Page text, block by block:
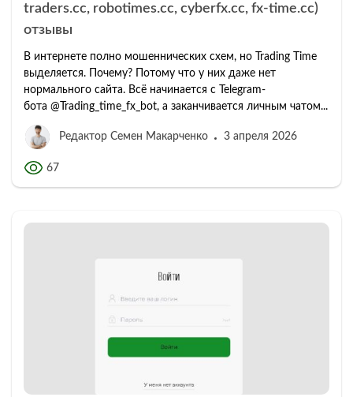
traders.cc, robotimes.cc, cyberfx.cc, fx-time.cc)
отзывы
В интернете полно мошеннических схем, но Trading Time
выделяется. Почему? Потому что у них даже нет
нормального сайта. Всё начинается с Telegram-
бота @Trading_time_fx_bot, а заканчивается личным чатом...
Редактор Семен Макарченко 3 апреля 2026
67